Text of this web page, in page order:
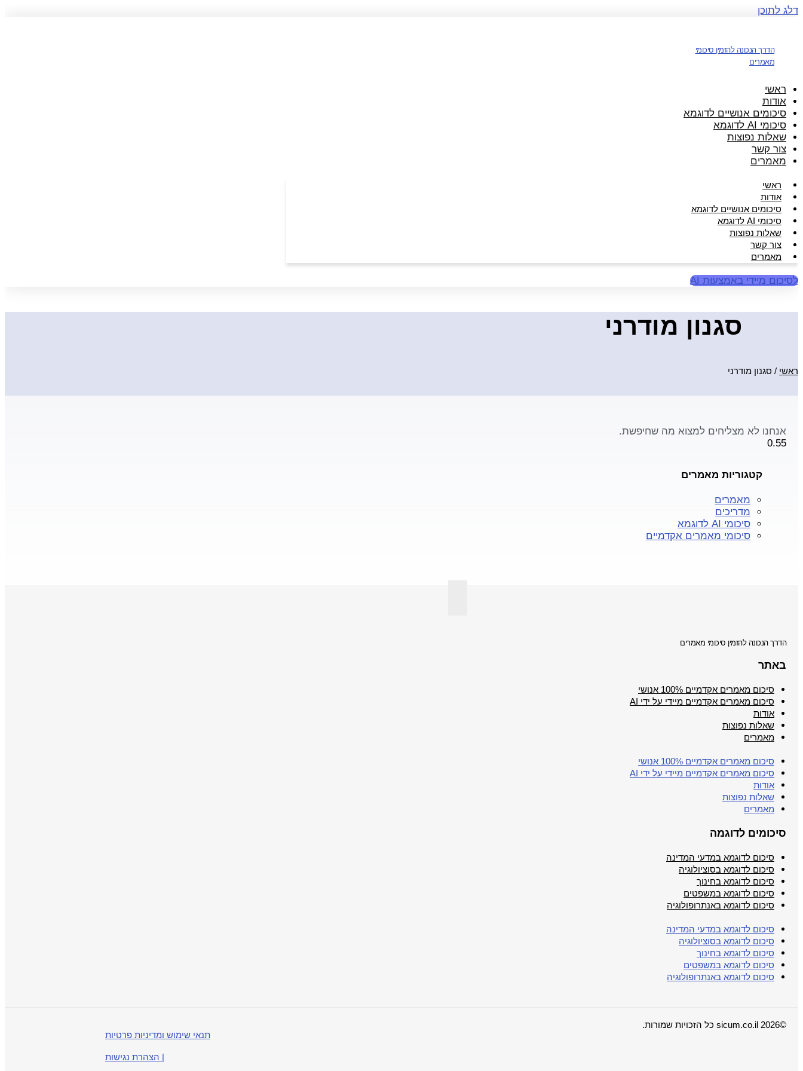
דלג לתוכן
הדרך הנכונה להזמין סיכומי
מאמרים
ראשי
אודות
סיכומים אנושיים לדוגמא
סיכומי AI לדוגמא
שאלות נפוצות
צור קשר
מאמרים
ראשי
אודות
סיכומים אנושיים לדוגמא
סיכומי AI לדוגמא
שאלות נפוצות
צור קשר
מאמרים
לסיכום מיידי באמצעות AI
סגנון מודרני
ראשי / סגנון מודרני
אנחנו לא מצליחים למצוא מה שחיפשת.
קטגוריות מאמרים
מאמרים
מדריכים
סיכומי AI לדוגמא
סיכומי מאמרים אקדמיים
הדרך הנכונה להזמין סיכומי מאמרים
באתר
סיכום מאמרים אקדמיים 100% אנושי
סיכום מאמרים אקדמיים מיידי על ידי AI
אודות
שאלות נפוצות
מאמרים
סיכום מאמרים אקדמיים 100% אנושי
סיכום מאמרים אקדמיים מיידי על ידי AI
אודות
שאלות נפוצות
מאמרים
סיכומים לדוגמה
סיכום לדוגמא במדעי המדינה
סיכום לדוגמא בסוציולוגיה
סיכום לדוגמא בחינוך
סיכום לדוגמא במשפטים
סיכום לדוגמא באנתרופולוגיה
סיכום לדוגמא במדעי המדינה
סיכום לדוגמא בסוציולוגיה
סיכום לדוגמא בחינוך
סיכום לדוגמא במשפטים
סיכום לדוגמא באנתרופולוגיה
©2026 sicum.co.il כל הזכויות שמורות.
תנאי שימוש ומדיניות פרטיות
| הצהרת נגישות